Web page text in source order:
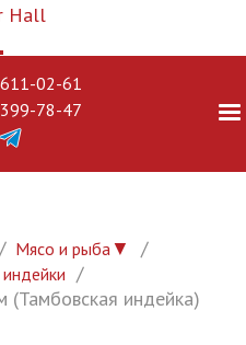
02-61
78-47
Мясо и рыба▼
индейка)